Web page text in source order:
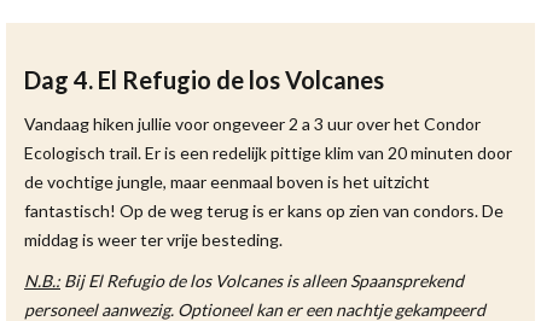
Dag 4. El Refugio de los Volcanes
Vandaag hiken jullie voor ongeveer 2 a 3 uur over het Condor
Ecologisch trail. Er is een redelijk pittige klim van 20 minuten door
de vochtige jungle, maar eenmaal boven is het uitzicht
fantastisch! Op de weg terug is er kans op zien van condors. De
middag is weer ter vrije besteding.
N.B.: Bij El Refugio de los Volcanes is alleen Spaansprekend
personeel aanwezig. Optioneel kan er een nachtje gekampeerd